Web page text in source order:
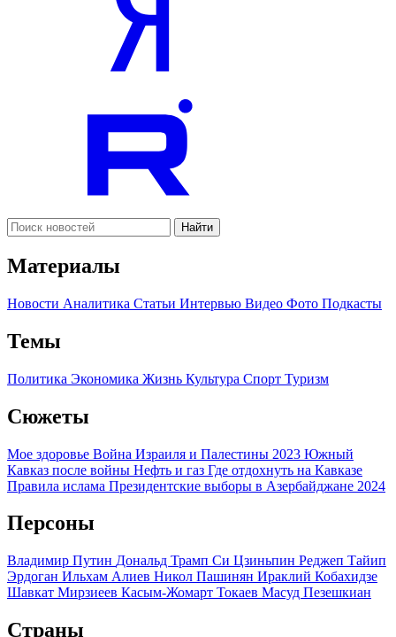
Найти
Материалы
Новости Аналитика Статьи Интервью Видео Фото Подкасты
Темы
Политика Экономика Жизнь Культура Спорт Туризм
Сюжеты
Мое здоровье Война Израиля и Палестины 2023 Южный
Кавказ после войны Нефть и газ Где отдохнуть на Кавказе
Правила ислама Президентские выборы в Азербайджане 2024
Персоны
Владимир Путин Дональд Трамп Си Цзиньпин Реджеп Тайип
Эрдоган Ильхам Алиев Никол Пашинян Ираклий Кобахидзе
Шавкат Мирзиеев Касым-Жомарт Токаев Масуд Пезешкиан
Страны